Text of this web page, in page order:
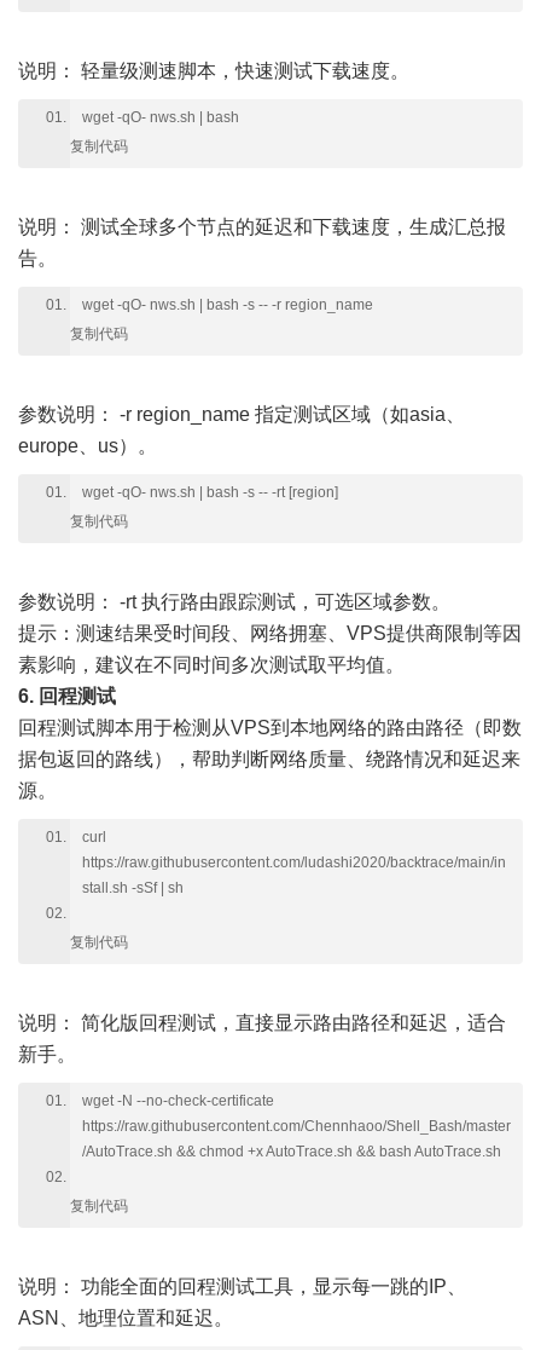
说明： 轻量级测速脚本，快速测试下载速度。
wget -qO- nws.sh | bash
复制代码
说明：
测试全球多个节点的延迟和下载速度，生成汇总报
告。
wget -qO- nws.sh | bash -s -- -r region_name
复制代码
参数说明：
-r region_name 指定测试区域（如asia、
europe、us）。
wget -qO- nws.sh | bash -s -- -rt [region]
复制代码
参数说明：
-rt 执行路由跟踪测试，可选区域参数。
提示：测速结果受时间段、网络拥塞、VPS提供商限制等因
素影响，建议在不同时间多次测试取平均值。
6. 回程测试
回程测试脚本用于检测从VPS到本地网络的路由路径（即数
据包返回的路线），帮助判断网络质量、绕路情况和延迟来
源。
curl
https://raw.githubusercontent.com/ludashi2020/backtrace/main/in
stall.sh -sSf | sh
复制代码
说明：
简化版回程测试，直接显示路由路径和延迟，适合
新手。
wget -N --no-check-certificate
https://raw.githubusercontent.com/Chennhaoo/Shell_Bash/master
/AutoTrace.sh && chmod +x AutoTrace.sh && bash AutoTrace.sh
复制代码
说明：
功能全面的回程测试工具，显示每一跳的IP、
ASN、地理位置和延迟。